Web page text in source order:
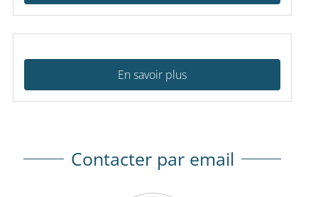
En savoir plus
Contacter par email